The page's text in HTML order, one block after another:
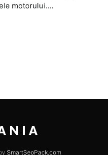
motorului.…
SmartSeoPack.com